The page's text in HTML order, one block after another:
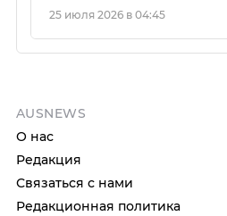
25 июля 2026 в 04:45
AUSNEWS
О нас
Редакция
Связаться с нами
Редакционная политика